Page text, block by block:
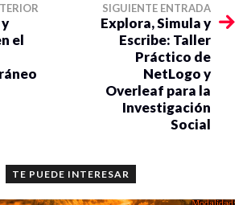
el
SIGUIENTE ENTRADA
Explora, Simula y
Escribe: Taller
Práctico de
NetLogo y
Overleaf para la
Investigación
Social
TE PUEDE INTERESAR